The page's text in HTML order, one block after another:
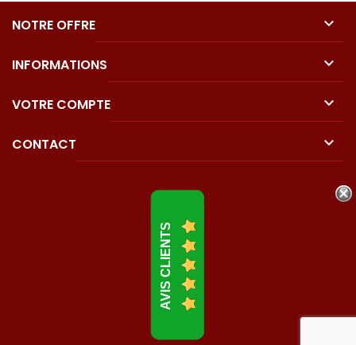
NOTRE OFFRE 
INFORMATIONS 
VOTRE COMPTE 
CONTACT 
AVIS CLIENTS